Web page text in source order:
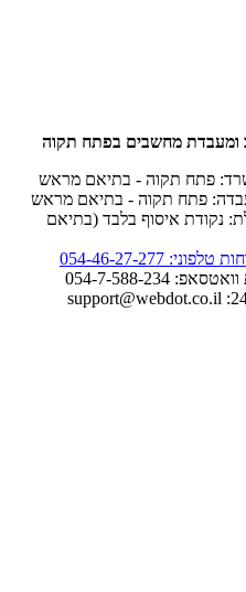
ומעבדת מחשבים בפתח תקוה
פתח תקוה - בתיאם מראש
פתח תקוה - בתיאם מראש
נקודת איסוף בלבד (בתיאם
054-46-27-277
054-7-588-234